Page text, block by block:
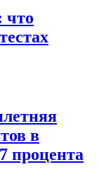
что
в
процента